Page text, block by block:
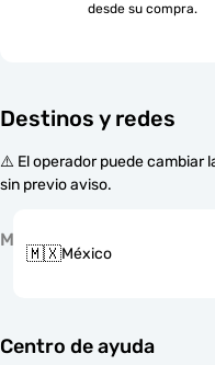
desde su compra.
Destinos y redes
⚠️ El operador puede cambiar
sin previo aviso.
M
🇲🇽México
Centro de ayuda